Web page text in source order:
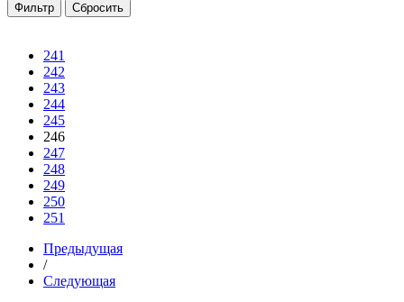
241
242
243
244
245
246
247
248
249
250
251
Предыдущая
/
Следующая